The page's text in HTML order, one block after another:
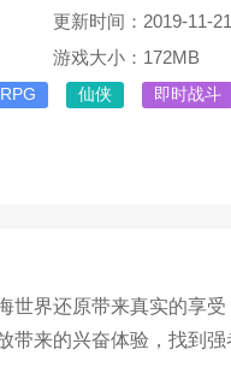
更新时间：2019-11-
游戏大小：172MB
RPG 仙侠
即时战斗
世界还原带来真实的享
来的兴奋体验，找到